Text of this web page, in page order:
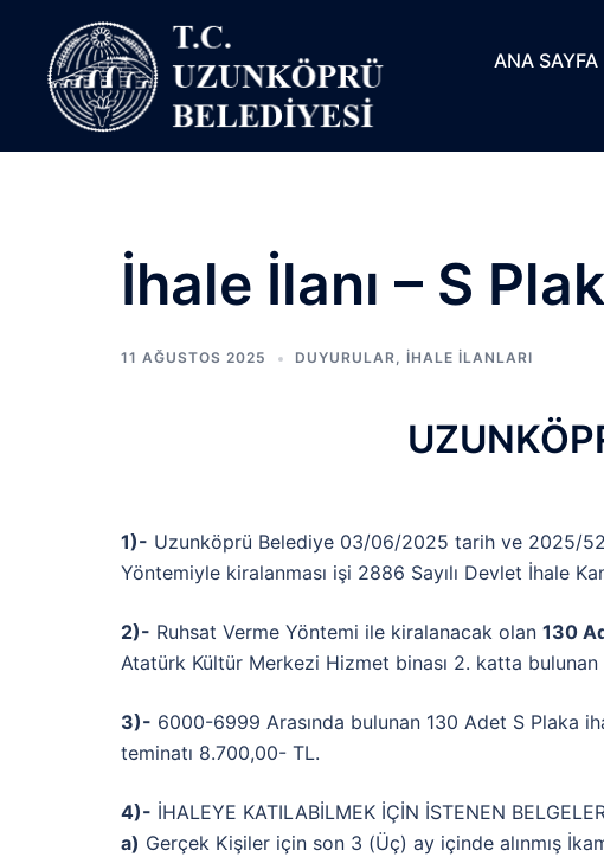
ANA SAYFA
İhale İlanı – S
11 AĞUSTOS 2025 DUYURULAR, İHALE İLANLARI
1)- Uzunköprü Belediye 03/06/2025 tarih ve 2025/52
Yöntemiyle kiralanması işi 2886 Sayılı Devlet İhale
2)- Ruhsat Verme Yöntemi ile kiralanacak olan 130
Atatürk Kültür Merkezi Hizmet binası 2. katta bulunan
3)- 6000-6999 Arasında bulunan 130 Adet S Plaka
teminatı 8.700,00- TL.
4)- İHALEYE KATILABİLMEK İÇİN İSTENEN
a) Gerçek Kişiler için son 3 (Üç) ay içinde alınmış